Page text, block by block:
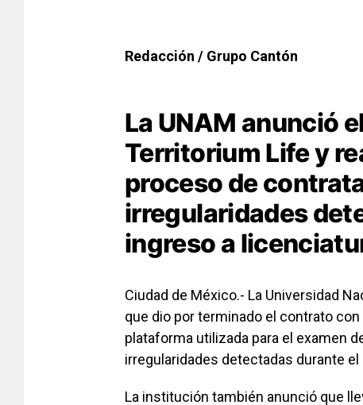
Redacción / Grupo Cantón
La UNAM anunció
Territorium Life y
proceso de
irregularidades
ingreso a
Ciudad de México.- La Universidad
que dio por terminado el contrato con
plataforma utilizada para el examen
irregularidades detectadas durante el
La institución también anunció que